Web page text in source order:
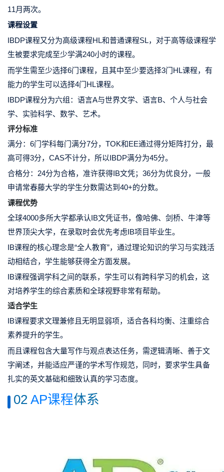
11月两次。
课程设置
IBDP课程又分为高级课程HL和普通课程SL， 对于高等级课程学
生被要求完成至少学满240小时的课程。
而学生需至少选择6门课程，且其中至少要选择3门HL课程，有
能力的学生可以选择4门HL课程。
IBDP课程分为六组：语言A与世界文学、语言B、个人与社会
学、实验科学、数学、艺术。
评分标准
满分：6门学科每门满分7分，TOK和EE通过得分矩阵打分，最
高可得3分， CAS不计分，所以IBDP满分为45分。
合格分：24分为合格，准许获得IB文凭；36分为优良分，一般
申请常春藤大学的学生分数需达到40+的分数。
课程优势
全球4000多所大学都承认IB文凭证书，像哈佛、剑桥、牛津等
世界顶尖大学，在录取时会优先考虑IB项目毕业生。
IB课程的核心理念是“全人教育”，通过理论知识的学习与实践活
动相结合，学生能够获得全方面发展。
IB课程强调学科之间的联系，学生可以有跨科学习的机会，这
对培养学生的综合素质和全球视野非常有帮助。
适合学生
IB课程要求文理兼修且无明显弱项，适合各科均衡、注重综合
素养提升的学生。
而且课程包含大量写作与观点表达任务，需逻辑清晰、善于文
字阐述，并能适应严谨的学术写作规范，同时，要求学生具备
扎实的英文基础和细致认真的学习态度。
02 AP课程体系